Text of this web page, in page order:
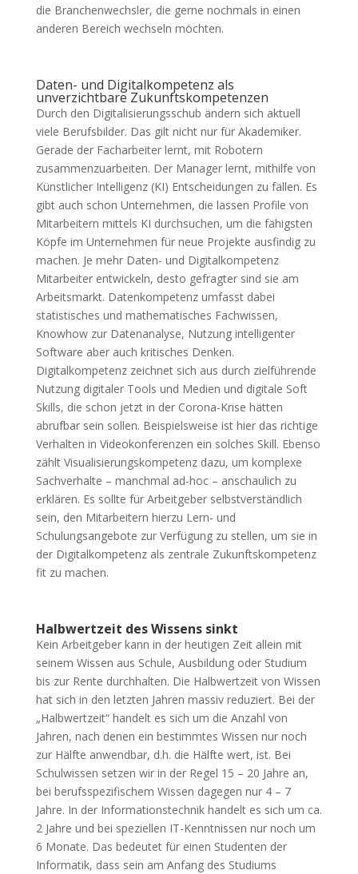
die Branchenwechsler, die gerne nochmals in einen
anderen Bereich wechseln möchten.
Daten- und Digitalkompetenz als
unverzichtbare Zukunftskompetenzen
Durch den Digitalisierungsschub ändern sich aktuell
viele Berufsbilder. Das gilt nicht nur für Akademiker.
Gerade der Facharbeiter lernt, mit Robotern
zusammenzuarbeiten. Der Manager lernt, mithilfe von
Künstlicher Intelligenz (KI) Entscheidungen zu fällen. Es
gibt auch schon Unternehmen, die lassen Profile von
Mitarbeitern mittels KI durchsuchen, um die fähigsten
Köpfe im Unternehmen für neue Projekte ausfindig zu
machen. Je mehr Daten- und Digitalkompetenz
Mitarbeiter entwickeln, desto gefragter sind sie am
Arbeitsmarkt. Datenkompetenz umfasst dabei
statistisches und mathematisches Fachwissen,
Knowhow zur Datenanalyse, Nutzung intelligenter
Software aber auch kritisches Denken.
Digitalkompetenz zeichnet sich aus durch zielführende
Nutzung digitaler Tools und Medien und digitale Soft
Skills, die schon jetzt in der Corona-Krise hätten
abrufbar sein sollen. Beispielsweise ist hier das richtige
Verhalten in Videokonferenzen ein solches Skill. Ebenso
zählt Visualisierungskompetenz dazu, um komplexe
Sachverhalte – manchmal ad-hoc – anschaulich zu
erklären. Es sollte für Arbeitgeber selbstverständlich
sein, den Mitarbeitern hierzu Lern- und
Schulungsangebote zur Verfügung zu stellen, um sie in
der Digitalkompetenz als zentrale Zukunftskompetenz
fit zu machen.
Halbwertzeit des Wissens sinkt
Kein Arbeitgeber kann in der heutigen Zeit allein mit
seinem Wissen aus Schule, Ausbildung oder Studium
bis zur Rente durchhalten. Die Halbwertzeit von Wissen
hat sich in den letzten Jahren massiv reduziert. Bei der
„Halbwertzeit“ handelt es sich um die Anzahl von
Jahren, nach denen ein bestimmtes Wissen nur noch
zur Hälfte anwendbar, d.h. die Hälfte wert, ist. Bei
Schulwissen setzen wir in der Regel 15 – 20 Jahre an,
bei berufsspezifischem Wissen dagegen nur 4 – 7
Jahre. In der Informationstechnik handelt es sich um ca.
2 Jahre und bei speziellen IT-Kenntnissen nur noch um
6 Monate. Das bedeutet für einen Studenten der
Informatik, dass sein am Anfang des Studiums